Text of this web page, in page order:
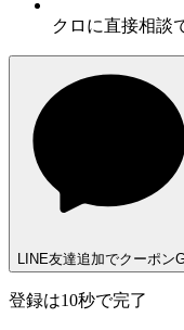
クロに直接相談
LINE友達追加でクーポン
登録は10秒で完了